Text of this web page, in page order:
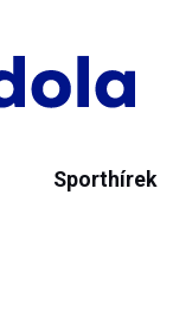
Sporthírek